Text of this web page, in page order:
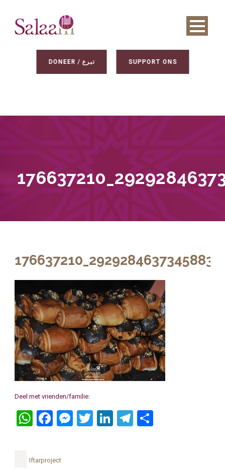
DONEER / تبرع SUPPORT ONS
Deel met vrienden/familie:
WhatsApp
Facebook
Messenger
Twitter
LinkedIn
Telegram
Iftarproject